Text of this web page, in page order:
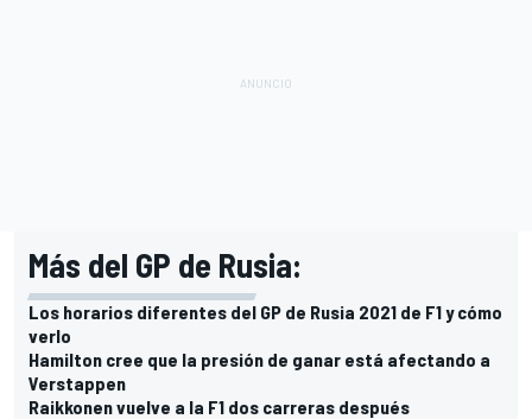
Más del GP de Rusia:
Los horarios diferentes del GP de Rusia 2021 de F1 y cómo
verlo
Hamilton cree que la presión de ganar está afectando a
Verstappen
Raikkonen vuelve a la F1 dos carreras después